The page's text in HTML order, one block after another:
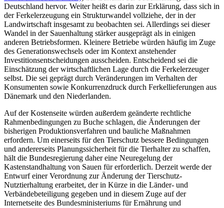
Deutschland hervor. Weiter heißt es darin zur Erklärung, dass sich in
der Ferkelerzeugung ein Strukturwandel vollziehe, der in der
Landwirtschaft insgesamt zu beobachten sei. Allerdings sei dieser
Wandel in der Sauenhaltung stärker ausgeprägt als in einigen
anderen Betriebsformen. Kleinere Betriebe würden häufig im Zuge
des Generationswechsels oder im Kontext anstehender
Investitionsentscheidungen ausscheiden. Entscheidend sei die
Einschätzung der wirtschaftlichen Lage durch die Ferkelerzeuger
selbst. Die sei geprägt durch Veränderungen im Verhalten der
Konsumenten sowie Konkurrenzdruck durch Ferkellieferungen aus
Dänemark und den Niederlanden.
Auf der Kostenseite würden außerdem geänderte rechtliche
Rahmenbedingungen zu Buche schlagen, die Änderungen der
bisherigen Produktionsverfahren und bauliche Maßnahmen
erfordern. Um einerseits für den Tierschutz bessere Bedingungen
und andererseits Planungssicherheit für die Tierhalter zu schaffen,
hält die Bundesregierung daher eine Neuregelung der
Kastenstandhaltung von Sauen für erforderlich. Derzeit werde der
Entwurf einer Verordnung zur Änderung der Tierschutz-
Nutztierhaltung erarbeitet, der in Kürze in die Länder- und
Verbändebeteiligung gegeben und in diesem Zuge auf der
Internetseite des Bundesministeriums für Ernährung und